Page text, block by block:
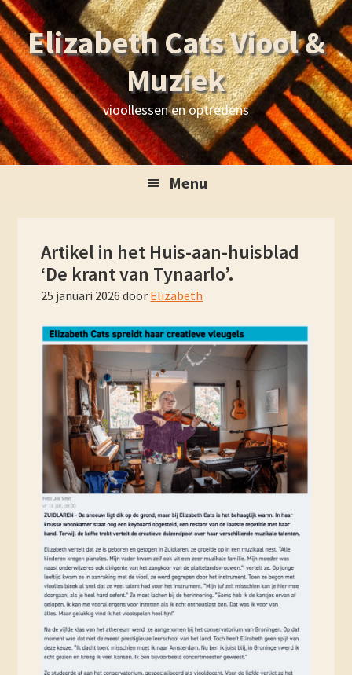
Skip
to
primary
navigation
Skip
to
main
content
Skip
to
primary
sidebar
Skip
to
footerElizabeth Cats Viool &
Muziek
vioollessen en optredens
Menu
Artikel in het Huis-aan-huisblad
‘De krant van Tynaarlo’.
25 januari 2026 door Elizabeth